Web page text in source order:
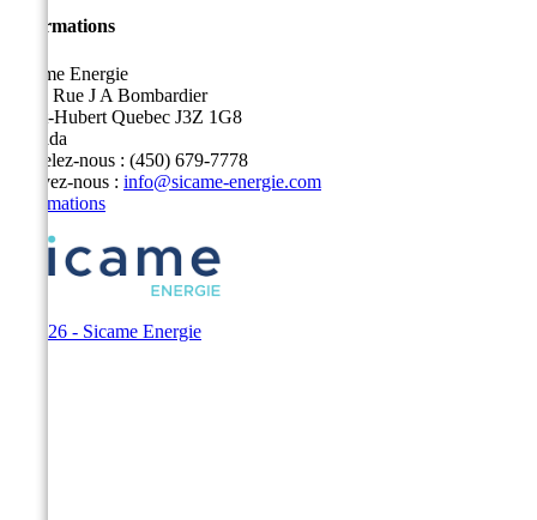
Informations
Sicame Energie
5400 Rue J A Bombardier
Saint-Hubert Quebec J3Z 1G8
Canada
Appelez-nous : (450) 679-7778
Écrivez-nous : info@sicame-energie.com
Informations
© 2026 - Sicame Energie